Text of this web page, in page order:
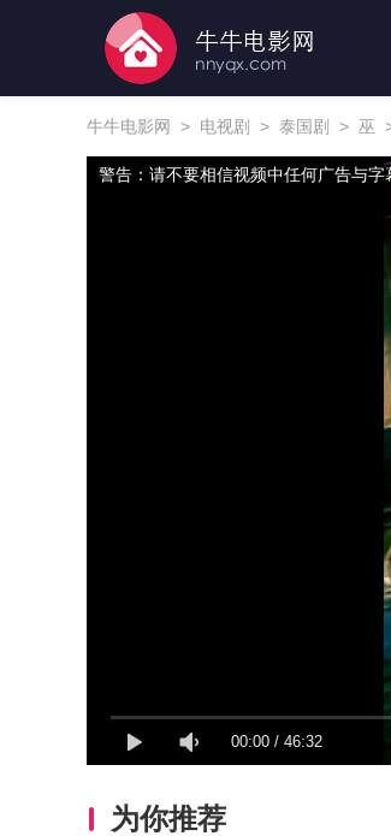
牛牛电影网 > 电视剧 > 泰国剧 > 巫
00:00 / 46:32
警告：请不要相信视频中任何广告与字
为你推荐